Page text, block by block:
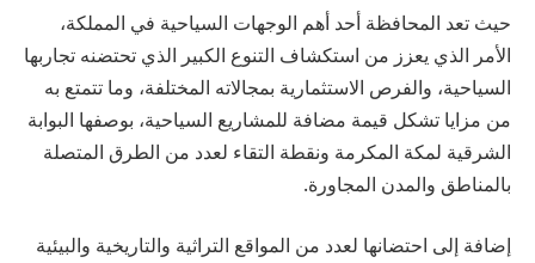
حيث تعد المحافظة أحد أهم الوجهات السياحية في المملكة،
الأمر الذي يعزز من استكشاف التنوع الكبير الذي تحتضنه تجاربها
السياحية، والفرص الاستثمارية بمجالاته المختلفة، وما تتمتع به
من مزايا تشكل قيمة مضافة للمشاريع السياحية، بوصفها البوابة
الشرقية لمكة المكرمة ونقطة التقاء لعدد من الطرق المتصلة
بالمناطق والمدن المجاورة.
إضافة إلى احتضانها لعدد من المواقع التراثية والتاريخية والبيئية